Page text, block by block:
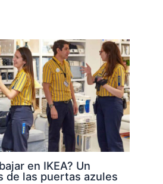
en IKEA? Un
de las puertas azules